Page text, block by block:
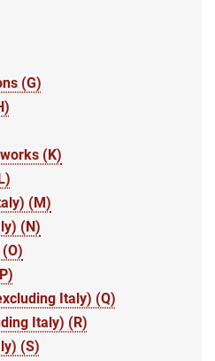
(G)
(K)
(M)
(N)
Italy) (Q)
Italy) (R)
(S)